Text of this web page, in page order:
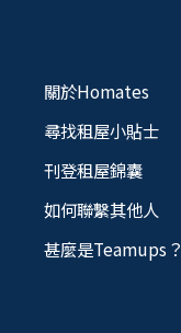
關於Homates
尋找租屋小貼士
刊登租屋錦囊
如何聯繫其他人
甚麼是Teamups？